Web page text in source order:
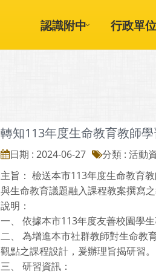
認識附中 行政單位
轉知113年度生命教育教師
日期 : 2024-06-27 分類 : 活動
主旨： 檢送本市113年度生命教育
與生命教育議題融入課程教案撰寫
說明：
一、 依據本市113年度友善校園學生
二、 為增進本市社群教師對生命教
觀點之課程設計，爰辦理旨揭研習。
三、 研習資訊：